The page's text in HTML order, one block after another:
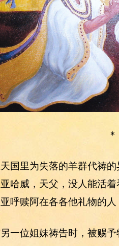
国里为失落的羊群代祷
哈威，天父，没人能活
呼赎阿在各各他礼物的
一位姐妹祷告时，被赐